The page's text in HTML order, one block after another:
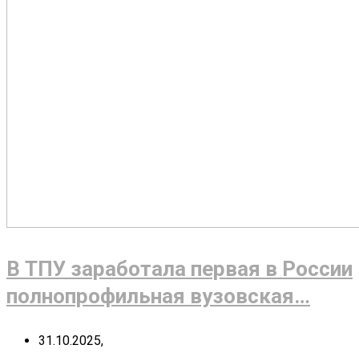
В ТПУ заработала первая в России
полнопрофильная вузовская…
31.10.2025,